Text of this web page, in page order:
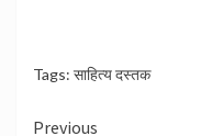
Tags: साहित्य दस्तक
Previous